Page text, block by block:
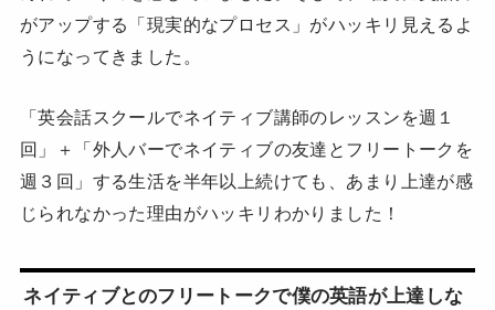
がアップする「現実的なプロセス」がハッキリ見えるよ
うになってきました。
「英会話スクールでネイティブ講師のレッスンを週１
回」＋「外人バーでネイティブの友達とフリートークを
週３回」する生活を半年以上続けても、あまり上達が感
じられなかった理由がハッキリわかりました！
ネイティブとのフリートークで僕の英語が上達しな